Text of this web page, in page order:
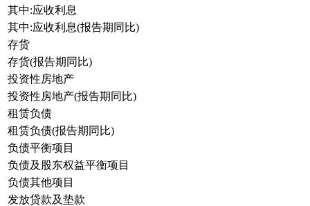
其中:应收利息
其中:应收利息(报告期同比)
存货
存货(报告期同比)
投资性房地产
投资性房地产(报告期同比)
租赁负债
租赁负债(报告期同比)
负债平衡项目
负债及股东权益平衡项目
负债其他项目
发放贷款及垫款